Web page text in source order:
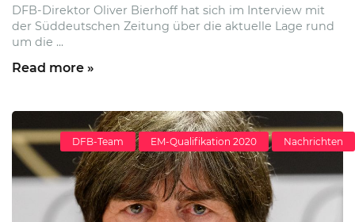
DFB-Direktor Oliver Bierhoff hat sich im Interview mit
der Süddeutschen Zeitung über die aktuelle Lage rund
um die ...
Read more »
DFB-Team EM-Qualifikation 2020 Nachrichten